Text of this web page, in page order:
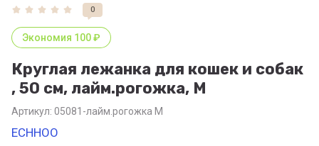
0
Экономия 100 ₽
Круглая лежанка для кошек и собак
, 50 см, лайм.рогожка, М
Артикул: 05081-лайм.рогожка М
ECHHOO